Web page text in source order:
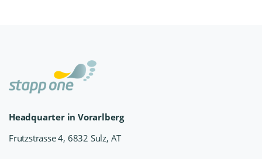
Headquarter in Vorarlberg
Frutzstrasse 4, 6832 Sulz, AT